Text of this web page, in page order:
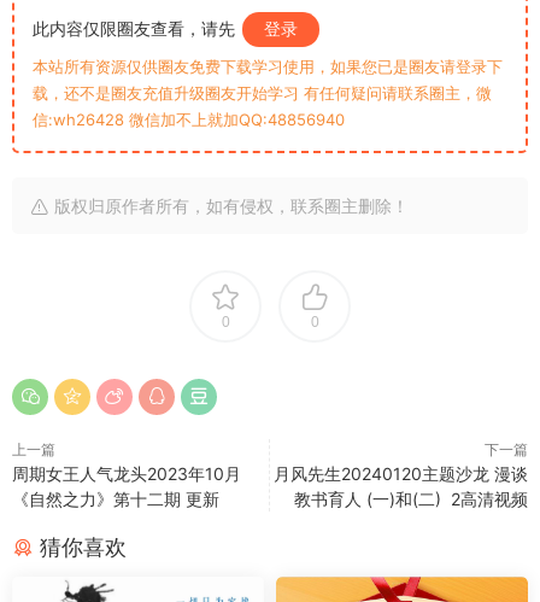
此内容仅限圈友查看，请先 登录
本站所有资源仅供圈友免费下载学习使用，如果您已是圈友请登录下
载，还不是圈友充值升级圈友开始学习 有任何疑问请联系圈主，微
信:wh26428 微信加不上就加QQ:48856940
版权归原作者所有，如有侵权，联系圈主删除！
0 0
上一篇
周期女王人气龙头2023年10月
《自然之力》第十二期 更新
下一篇
月风先生20240120主题沙龙 漫谈
教书育人 (一)和(二) 2高清视频
猜你喜欢